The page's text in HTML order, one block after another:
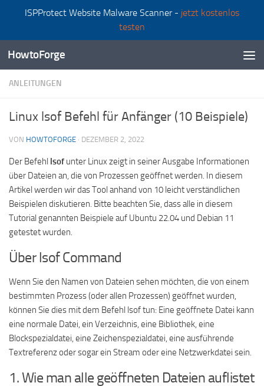
ISPProtect Website Malware Scanner - jetzt kostenlos
testen
Zum Inhalt springen
HowtoForge
ANLEITUNGEN
Linux lsof Befehl für Anfänger (10 Beispiele)
VON HOWTOFORGE · DEZEMBER 2, 2022
Der Befehl lsof unter Linux zeigt in seiner Ausgabe Informationen
über Dateien an, die von Prozessen geöffnet werden. In diesem
Artikel werden wir das Tool anhand von 10 leicht verständlichen
Beispielen diskutieren. Bitte beachten Sie, dass alle in diesem
Tutorial genannten Beispiele auf Ubuntu 22.04 und Debian 11
getestet wurden.
Über lsof Command
Wenn Sie den Namen von Dateien sehen möchten, die von einem
bestimmten Prozess (oder allen Prozessen) geöffnet wurden,
können Sie dies mit dem Befehl lsof tun: Eine geöffnete Datei kann
eine normale Datei, ein Verzeichnis, eine Bibliothek, eine
Blockspezialdatei, eine Zeichenspezialdatei, eine ausführende
Textreferenz oder sogar ein Stream oder eine Netzwerkdatei sein.
1. Wie man alle geöffneten Dateien auflistet